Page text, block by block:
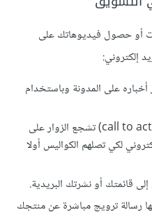
أو حصول فيديوهاتك على
إلكتروني:
على المدونة وباستخدام
(call to action) تشجع الزوار على
لكي تصلهم الكواليس أولا
قائمتك أو نشرتك البريدية.
رسالة ترويج مباشرة عن منتجك